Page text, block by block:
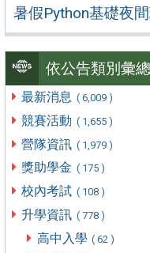
暑假Python基礎夜
依公告類別彙總
最新消息 ( 6,009 )
競賽活動 ( 1,655 )
營隊資訊 ( 1,979 )
獎助學金 ( 175 )
校內考試 ( 108 )
升學資訊 ( 778 )
高中入學 ( 62 )